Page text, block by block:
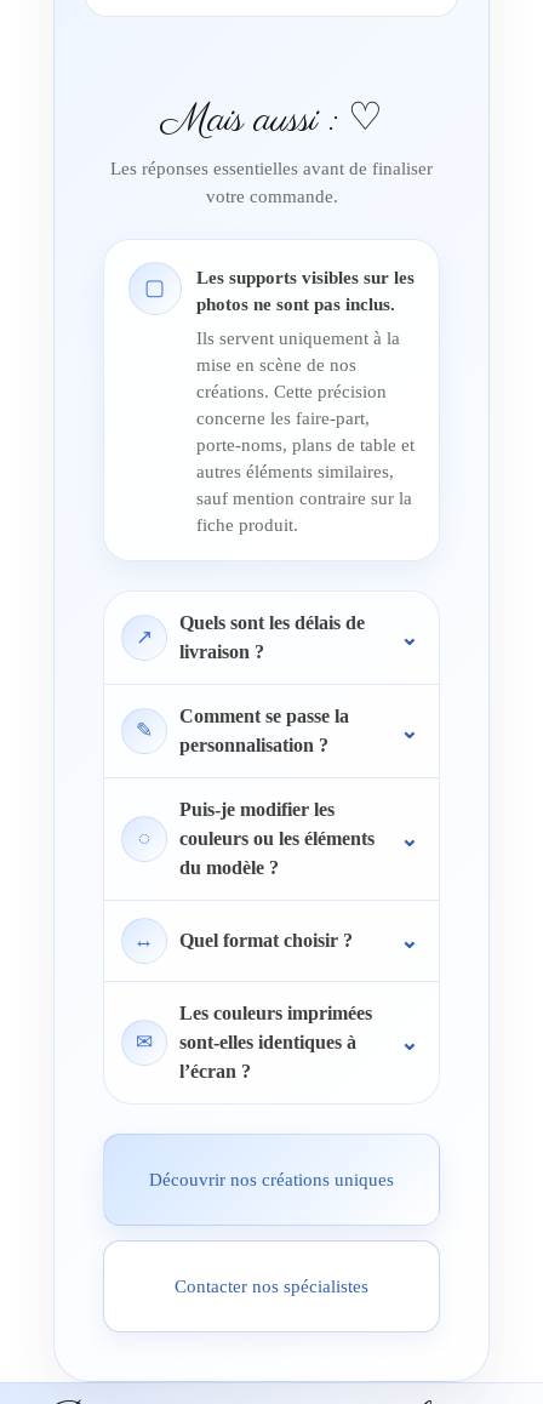
Mais aussi : ♡
Les réponses essentielles avant de finaliser
votre commande.
▢
Les supports visibles sur les
photos ne sont pas inclus.
Ils servent uniquement à la
mise en scène de nos
créations. Cette précision
concerne les faire-part,
porte-noms, plans de table et
autres éléments similaires,
sauf mention contraire sur la
fiche produit.
↗
Quels sont les délais de
livraison ?
✎
Comment se passe la
personnalisation ?
◌
Puis-je modifier les
couleurs ou les éléments
du modèle ?
↔ Quel format choisir ?
✉
Les couleurs imprimées
sont-elles identiques à
l’écran ?
Découvrir nos créations uniques
Contacter nos spécialistes